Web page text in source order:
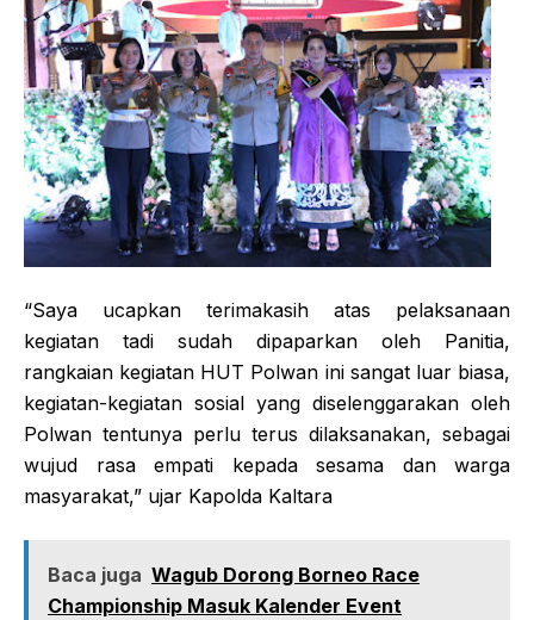
“Saya ucapkan terimakasih atas pelaksanaan
kegiatan tadi sudah dipaparkan oleh Panitia,
rangkaian kegiatan HUT Polwan ini sangat luar biasa,
kegiatan-kegiatan sosial yang diselenggarakan oleh
Polwan tentunya perlu terus dilaksanakan, sebagai
wujud rasa empati kepada sesama dan warga
masyarakat,” ujar Kapolda Kaltara
Baca juga Wagub Dorong Borneo Race
Championship Masuk Kalender Event